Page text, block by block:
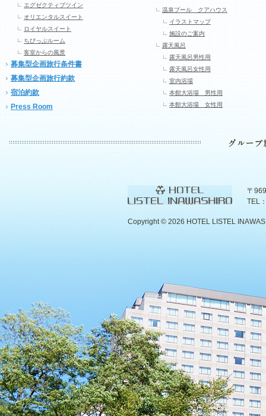
エグゼクティブツイン
オリエンタルスイート
ロイヤルスイート
ちびっぷルーム
客室からの風景
募集型企画旅行条件書
募集型企画旅行約款
宿泊約款
Press Room
温泉プール クアハウス
イラストマップ
施設のご案内
露天風呂
露天風呂男性用
露天風呂女性用
室内浴場
本館大浴場 男性用
本館大浴場 女性用
〒
TEL
Copyright © 2026 HOTEL LISTEL